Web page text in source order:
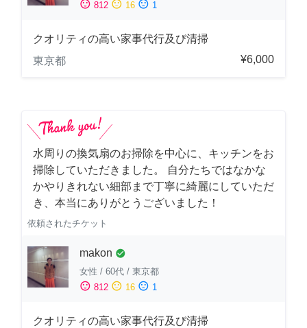
sentiment_satisfied 812 sentiment_neutral 16 sentiment_dissatisfied 1
クオリティの高い家事代行及び清掃
東京都
¥6,000
水周りの換気扇のお掃除を中心に、キッチンをお
掃除していただきました。 自分たちではなかな
かやりきれない細部まで丁寧に綺麗にしていただ
き、本当にありがとうございました！
依頼されたチケット
makon check_circle
女性 / 60代 / 東京都
sentiment_satisfied 812 sentiment_neutral 16 sentiment_dissatisfied 1
クオリティの高い家事代行及び清掃